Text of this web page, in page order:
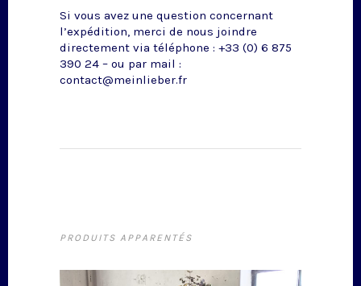
Si vous avez une question concernant
l’expédition, merci de nous joindre
directement via téléphone : +33 (0) 6 875
390 24 – ou par mail :
contact@meinlieber.fr
PRODUITS APPARENTÉS